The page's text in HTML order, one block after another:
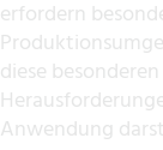
erfordern
diese
Anwendung